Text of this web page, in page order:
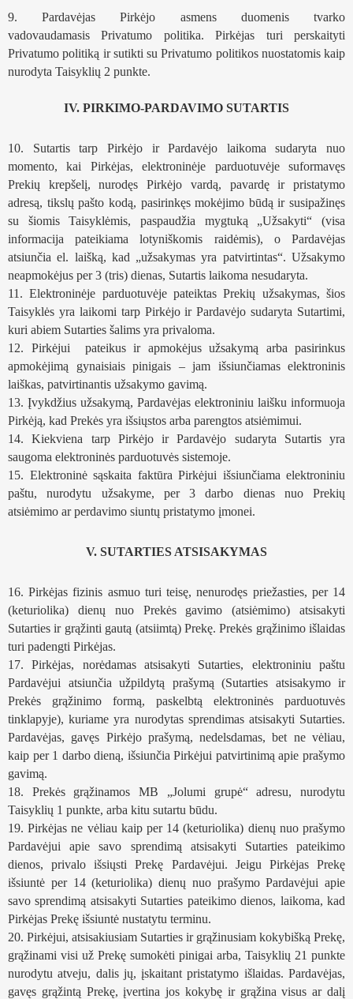
9. Pardavėjas Pirkėjo asmens duomenis tvarko
vadovaudamasis Privatumo politika. Pirkėjas turi perskaityti
Privatumo politiką ir sutikti su Privatumo politikos nuostatomis kaip
nurodyta Taisyklių 2 punkte.
IV. PIRKIMO-PARDAVIMO SUTARTIS
10. Sutartis tarp Pirkėjo ir Pardavėjo laikoma sudaryta nuo
momento, kai Pirkėjas, elektroninėje parduotuvėje suformavęs
Prekių krepšelį, nurodęs Pirkėjo vardą, pavardę ir pristatymo
adresą, tikslų pašto kodą, pasirinkęs mokėjimo būdą ir susipažinęs
su šiomis Taisyklėmis, paspaudžia mygtuką „Užsakyti“ (visa
informacija pateikiama lotyniškomis raidėmis), o Pardavėjas
atsiunčia el. laišką, kad „užsakymas yra patvirtintas“. Užsakymo
neapmokėjus per 3 (tris) dienas, Sutartis laikoma nesudaryta.
11. Elektroninėje parduotuvėje pateiktas Prekių užsakymas, šios
Taisyklės yra laikomi tarp Pirkėjo ir Pardavėjo sudaryta Sutartimi,
kuri abiem Sutarties šalims yra privaloma.
12. Pirkėjui  pateikus ir apmokėjus užsakymą arba pasirinkus
apmokėjimą gynaisiais pinigais – jam išsiunčiamas elektroninis
laiškas, patvirtinantis užsakymo gavimą.
13. Įvykdžius užsakymą, Pardavėjas elektroniniu laišku informuoja
Pirkėją, kad Prekės yra išsiųstos arba parengtos atsiėmimui.
14. Kiekviena tarp Pirkėjo ir Pardavėjo sudaryta Sutartis yra
saugoma elektroninės parduotuvės sistemoje.
15. Elektroninė sąskaita faktūra Pirkėjui išsiunčiama elektroniniu
paštu, nurodytu užsakyme, per 3 darbo dienas nuo Prekių
atsiėmimo ar perdavimo siuntų pristatymo įmonei.
V. SUTARTIES ATSISAKYMAS
16. Pirkėjas fizinis asmuo turi teisę, nenurodęs priežasties, per 14
(keturiolika) dienų nuo Prekės gavimo (atsiėmimo) atsisakyti
Sutarties ir grąžinti gautą (atsiimtą) Prekę. Prekės grąžinimo išlaidas
turi padengti Pirkėjas.
17. Pirkėjas, norėdamas atsisakyti Sutarties, elektroniniu paštu
Pardavėjui atsiunčia užpildytą prašymą (Sutarties atsisakymo ir
Prekės grąžinimo formą, paskelbtą elektroninės parduotuvės
tinklapyje), kuriame yra nurodytas sprendimas atsisakyti Sutarties.
Pardavėjas, gavęs Pirkėjo prašymą, nedelsdamas, bet ne vėliau,
kaip per 1 darbo dieną, išsiunčia Pirkėjui patvirtinimą apie prašymo
gavimą.
18. Prekės grąžinamos MB „Jolumi grupė“ adresu, nurodytu
Taisyklių 1 punkte, arba kitu sutartu būdu.
19. Pirkėjas ne vėliau kaip per 14 (keturiolika) dienų nuo prašymo
Pardavėjui apie savo sprendimą atsisakyti Sutarties pateikimo
dienos, privalo išsiųsti Prekę Pardavėjui. Jeigu Pirkėjas Prekę
išsiuntė per 14 (keturiolika) dienų nuo prašymo Pardavėjui apie
savo sprendimą atsisakyti Sutarties pateikimo dienos, laikoma, kad
Pirkėjas Prekę išsiuntė nustatytu terminu.
20. Pirkėjui, atsisakiusiam Sutarties ir grąžinusiam kokybišką Prekę,
grąžinami visi už Prekę sumokėti pinigai arba, Taisyklių 21 punkte
nurodytu atveju, dalis jų, įskaitant pristatymo išlaidas. Pardavėjas,
gavęs grąžintą Prekę, įvertina jos kokybę ir grąžina visus ar dalį